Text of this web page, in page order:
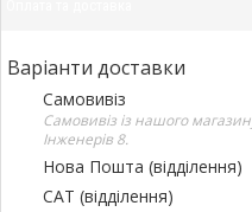
Варіанти доставки
Самовивіз
Самовивіз із нашого
Інженерів 8.
Нова Пошта (відділення)
САТ (відділення)